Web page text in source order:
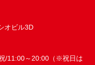
オビル3D
/11:00～20:00（※祝日は